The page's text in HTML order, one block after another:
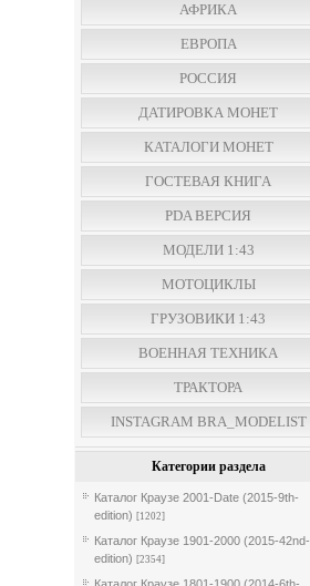
АФРИКА
ЕВРОПА
РОССИЯ
ДАТИРОВКА МОНЕТ
КАТАЛОГИ МОНЕТ
ГОСТЕВАЯ КНИГА
PDA ВЕРСИЯ
МОДЕЛИ 1:43
МОТОЦИКЛЫ
ГРУЗОВИКИ 1:43
ВОЕННАЯ ТЕХНИКА
ТРАКТОРА
INSTAGRAM BRA_MODELIST
Категории раздела
Каталог Краузе 2001-Date (2015-9th-
edition) [1202]
Каталог Краузе 1901-2000 (2015-42nd-
edition) [2354]